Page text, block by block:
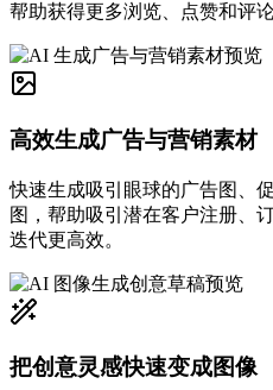
帮助获得更多浏览、点赞和评论
高效生成广告与营销素材
快速生成吸引眼球的广告图、
图，帮助吸引潜在客户注册、
迭代更高效。
把创意灵感快速变成图像